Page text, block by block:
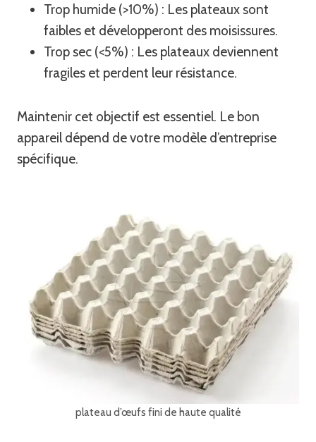
Trop humide (>10%) : Les plateaux sont
faibles et développeront des moisissures.
Trop sec (<5%) : Les plateaux deviennent
fragiles et perdent leur résistance.
Maintenir cet objectif est essentiel. Le bon
appareil dépend de votre modèle d’entreprise
spécifique.
plateau d’œufs fini de haute qualité